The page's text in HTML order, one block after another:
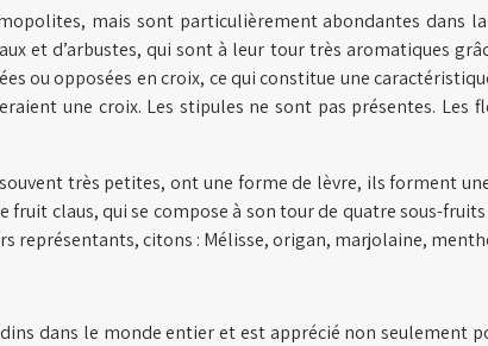
mais sont particulièrement abondantes dans
et d’arbustes, qui sont à leur tour très aromatiques
ou opposées en croix, ce qui constitue une
une croix. Les stipules ne sont pas présentes.
très petites, ont une forme de lèvre, ils forment
claus, qui se compose à son tour de quatre sous-
représentants, citons : Mélisse, origan, marjolaine,
dans le monde entier et est apprécié non seulement